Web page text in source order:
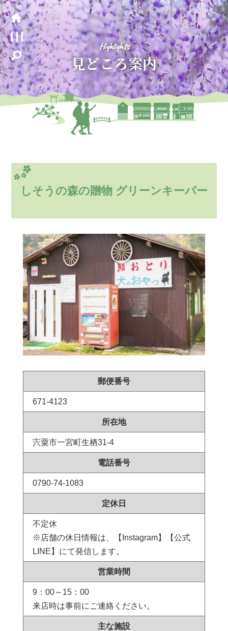
Highlights
見どころ案内
しそうの森の贈物 グリーンキーパー
郵便番号
671-4123
所在地
宍粟市一宮町生栖31-4
電話番号
0790-74-1083
定休日
不定休
※店舗の休日情報は、【Instagram】【公式
LINE】にて発信します。
営業時間
9：00～15：00
来店時は事前にご連絡ください。
主な施設